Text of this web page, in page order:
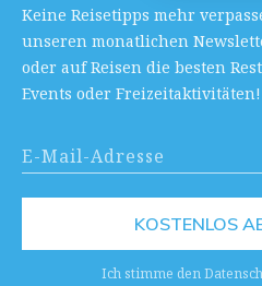
Keine Reisetipps mehr
unseren monatlichen
oder auf Reisen die besten
Events oder Freizeitaktivitäten!
KOSTENLOS
Ich stimme den